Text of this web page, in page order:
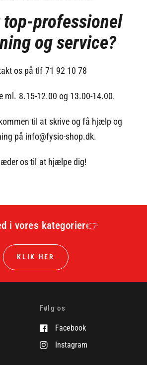
top-professionel
og service?
os på tlf 71 92 10 78
ml. 8.15-12.00 og 13.00-14.00.
til at skrive og få hjælp og
på info@fysio-shop.dk.
os til at hjælpe dig!
i vores kategorier👉
KLIK HER
Følg os
Facebook
Instagram